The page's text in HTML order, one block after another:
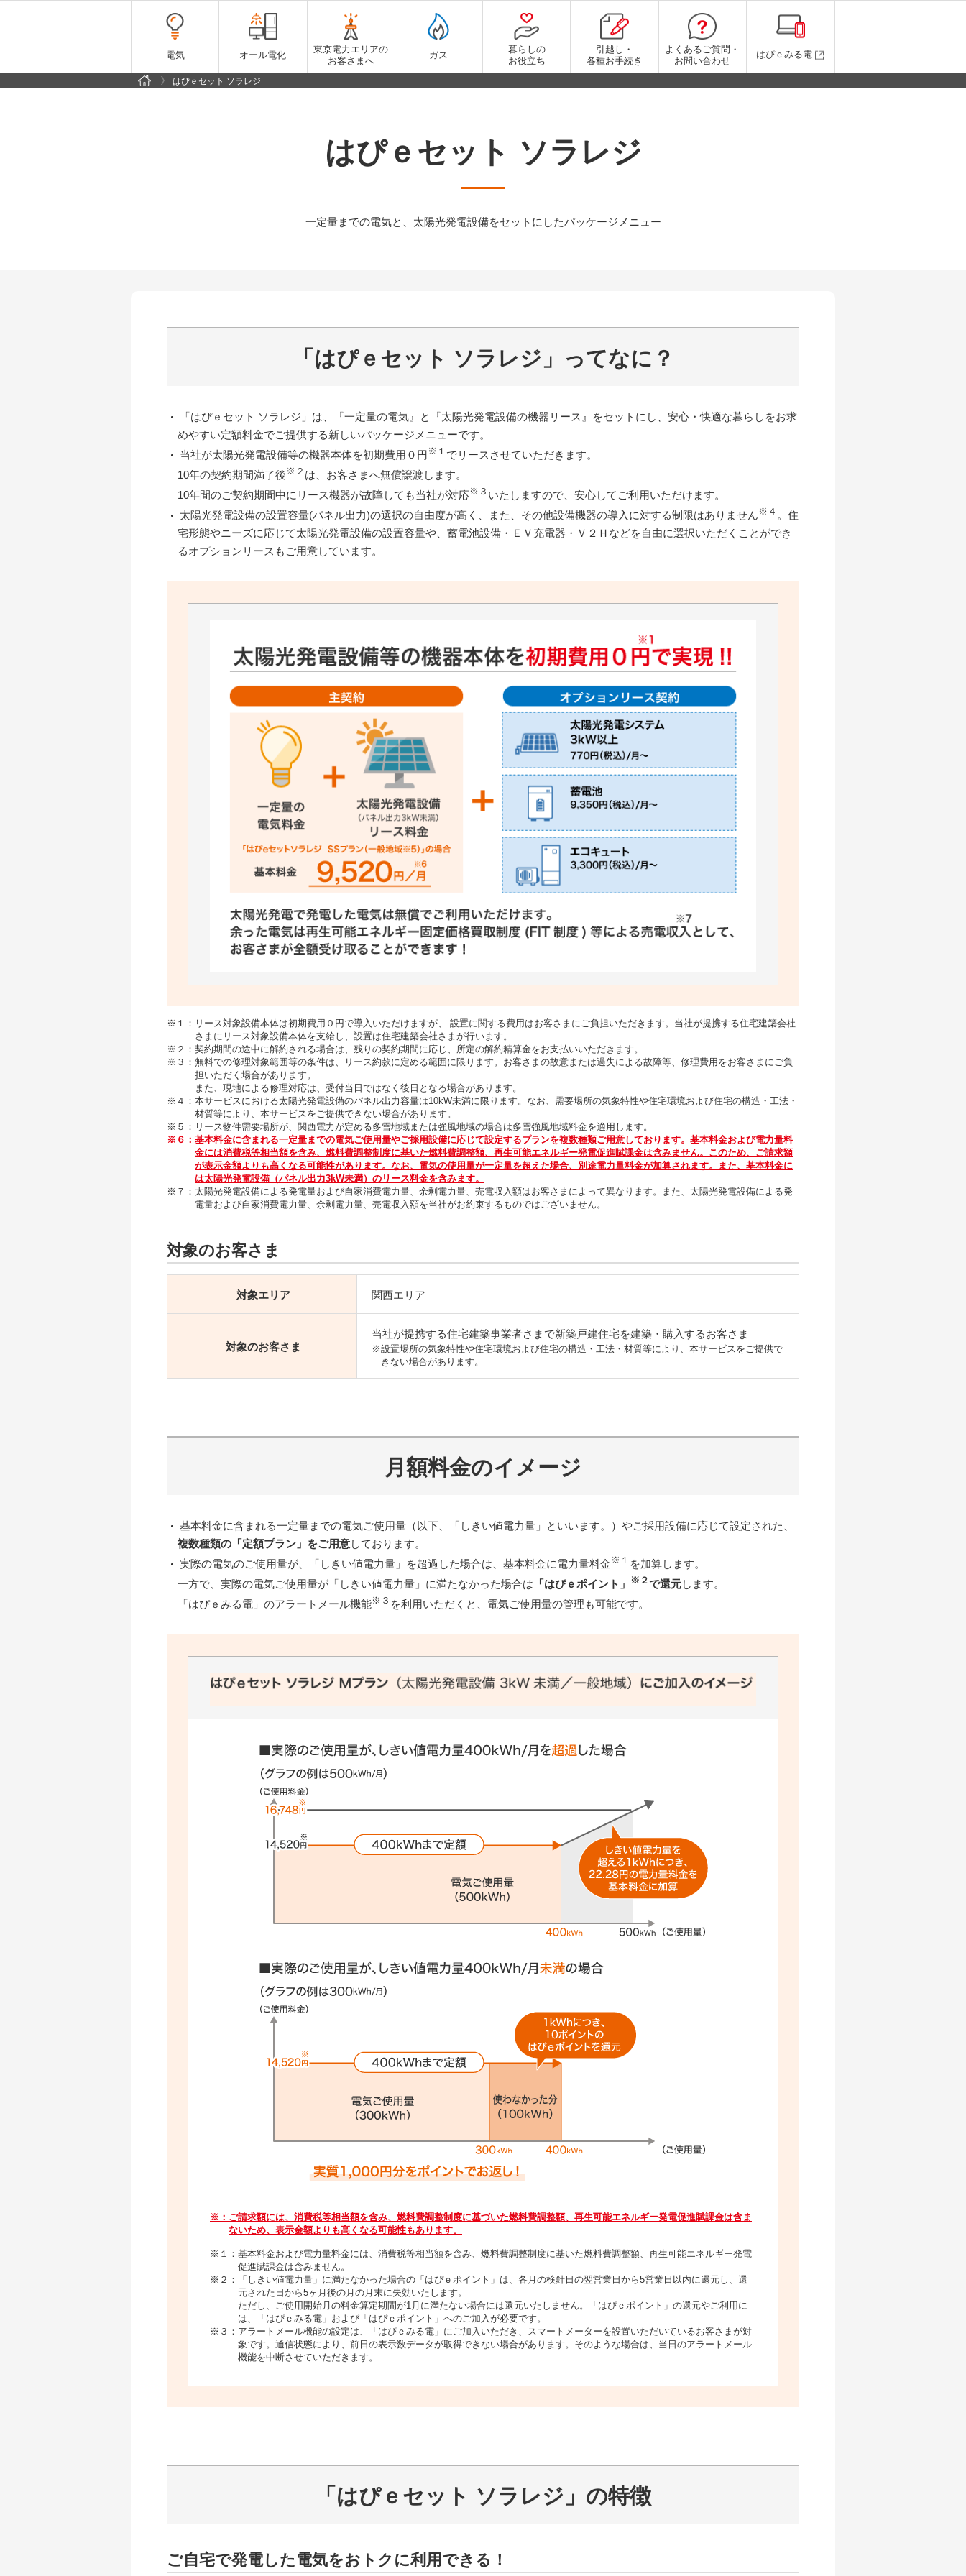
電気 オール電化
東京電力エリアの
お客さまへ
ガス
暮らしの
お役立ち
引越し・
各種お手続き
よくあるご質問・
お問い合わせ
はぴｅみる電
はぴｅセット ソラレジ
はぴｅセット ソラレジ
一定量までの電気と、太陽光発電設備をセットにしたパッケージメニュー
「はぴｅセット ソラレジ」ってなに？
「はぴｅセット ソラレジ」は、『一定量の電気』と『太陽光発電設備の機器リース』をセットにし、安心・快適な暮らしをお求
めやすい定額料金でご提供する新しいパッケージメニューです。
当社が太陽光発電設備等の機器本体を初期費用０円 ※１ でリースさせていただきます。
10年の契約期間満了後 ※２ は、お客さまへ無償譲渡します。
10年間のご契約期間中にリース機器が故障しても当社が対応※３ いたしますので、安心してご利用いただけます。
太陽光発電設備の設置容量(パネル出力)の選択の自由度が高く、また、その他設備機器の導入に対する制限はありません ※４ 。住
宅形態やニーズに応じて太陽光発電設備の設置容量や、蓄電池設備・ＥＶ充電器・Ｖ２Ｈなどを自由に選択いただくことができ
るオプションリースもご用意しています。
※１：リース対象設備本体は初期費用０円で導入いただけますが、 設置に関する費用はお客さまにご負担いただきます。当社が提携する住宅建築会社
さまにリース対象設備本体を支給し、設置は住宅建築会社さまが行います。
※２：契約期間の途中に解約される場合は、残りの契約期間に応じ、所定の解約精算金をお支払いいただきます。
※３：無料での修理対象範囲等の条件は、リース約款に定める範囲に限ります。お客さまの故意または過失による故障等、修理費用をお客さまにご負
担いただく場合があります。
また、現地による修理対応は、受付当日ではなく後日となる場合があります。
※４：本サービスにおける太陽光発電設備のパネル出力容量は10kW未満に限ります。なお、需要場所の気象特性や住宅環境および住宅の構造・工法・
材質等により、本サービスをご提供できない場合があります。
※５：リース物件需要場所が、関西電力が定める多雪地域または強風地域の場合は多雪強風地域料金を適用します。
※６：基本料金に含まれる一定量までの電気ご使用量やご採用設備に応じて設定するプランを複数種類ご用意しております。基本料金および電力量料
金には消費税等相当額を含み、燃料費調整制度に基いた燃料費調整額、再生可能エネルギー発電促進賦課金は含みません。このため、ご請求額
が表示金額よりも高くなる可能性があります。なお、電気の使用量が一定量を超えた場合、別途電力量料金が加算されます。また、基本料金に
は太陽光発電設備（パネル出力3kW未満）のリース料金を含みます。
※７：太陽光発電設備による発電量および自家消費電力量、余剰電力量、売電収入額はお客さまによって異なります。また、太陽光発電設備による発
電量および自家消費電力量、余剰電力量、売電収入額を当社がお約束するものではございません。
対象のお客さま
対象エリア 関西エリア
対象のお客さま
当社が提携する住宅建築事業者さまで新築戸建住宅を建築・購入するお客さま
※設置場所の気象特性や住宅環境および住宅の構造・工法・材質等により、本サービスをご提供で
きない場合があります。
月額料金のイメージ
基本料金に含まれる一定量までの電気ご使用量（以下、「しきい値電力量」といいます。）やご採用設備に応じて設定された、
複数種類の「定額プラン」をご用意しております。
実際の電気のご使用量が、「しきい値電力量」を超過した場合は、基本料金に電力量料金 ※１ を加算します。
一方で、実際の電気ご使用量が「しきい値電力量」に満たなかった場合は 「はぴｅポイント」 ※２で還元します。
「はぴｅみる電」のアラートメール機能※３ を利用いただくと、電気ご使用量の管理も可能です。
※：ご請求額には、消費税等相当額を含み、燃料費調整制度に基づいた燃料費調整額、再生可能エネルギー発電促進賦課金は含ま
ないため、表示金額よりも高くなる可能性もあります。
※１：基本料金および電力量料金には、消費税等相当額を含み、燃料費調整制度に基いた燃料費調整額、再生可能エネルギー発電
促進賦課金は含みません。
※２：「しきい値電力量」に満たなかった場合の「はぴｅポイント」は、各月の検針日の翌営業日から5営業日以内に還元し、還
元された日から5ヶ月後の月の月末に失効いたします。
ただし、ご使用開始月の料金算定期間が1月に満たない場合には還元いたしません。「はぴｅポイント」の還元やご利用に
は、「はぴｅみる電」および「はぴｅポイント」へのご加入が必要です。
※３：アラートメール機能の設定は、「はぴｅみる電」にご加入いただき、スマートメーターを設置いただいているお客さまが対
象です。通信状態により、前日の表示数データが取得できない場合があります。そのような場合は、当日のアラートメール
機能を中断させていただきます。
「はぴｅセット ソラレジ」の特徴
ご自宅で発電した電気をおトクに利用できる！